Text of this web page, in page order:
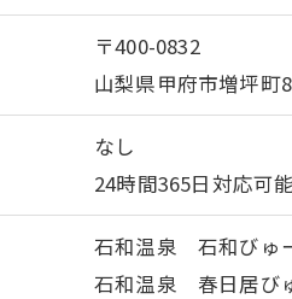
〒400-0832
山梨県甲府市増坪町
なし
24時間365日対応可
石和温泉 石和びゅ
石和温泉 春日居び